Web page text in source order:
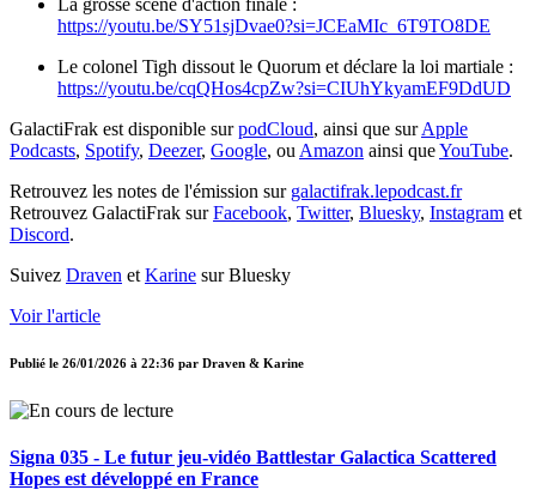
La grosse scène d'action finale :
https://youtu.be/SY51sjDvae0?si=JCEaMIc_6T9TO8DE
Le colonel Tigh dissout le Quorum et déclare la loi martiale :
https://youtu.be/cqQHos4cpZw?si=CIUhYkyamEF9DdUD
GalactiFrak est disponible surpodCloud, ainsi que surApple
Podcasts, Spotify, Deezer, Google, ou Amazon ainsi queYouTube.
Retrouvez les notes de l'émission sur galactifrak.lepodcast.fr
Retrouvez GalactiFrak surFacebook, Twitter, Bluesky, Instagram et
Discord.
Suivez Draven et Karine sur Bluesky
Voir l'article
Publié le 26/01/2026 à 22:36 par Draven & Karine
Signa 035 - Le futur jeu-vidéo Battlestar Galactica Scattered
Hopes est développé en France